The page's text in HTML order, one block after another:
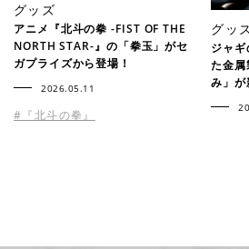
グッズ
アニメ『北斗の拳 -FIST OF THE
NORTH STAR-』の「拳玉」がセ
ガプライズから登場！
2026.05.11
#『北斗の拳』
グッ
ジャ
た金
み」が